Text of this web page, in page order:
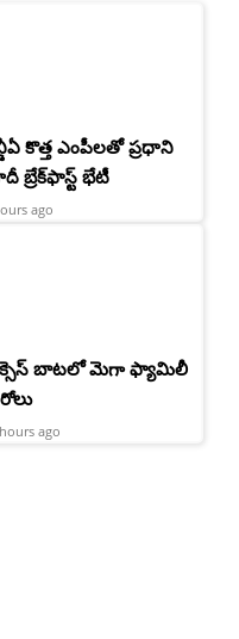
కొత్త ఎంపీలతో ప్రధాని
బ్రేక్‌ఫాస్ట్ భేటీ
ago
బాటలో మెగా ఫ్యామిలీ
ago